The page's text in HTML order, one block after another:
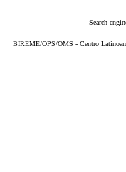
Search
BIREME/OPS/OMS - Centro